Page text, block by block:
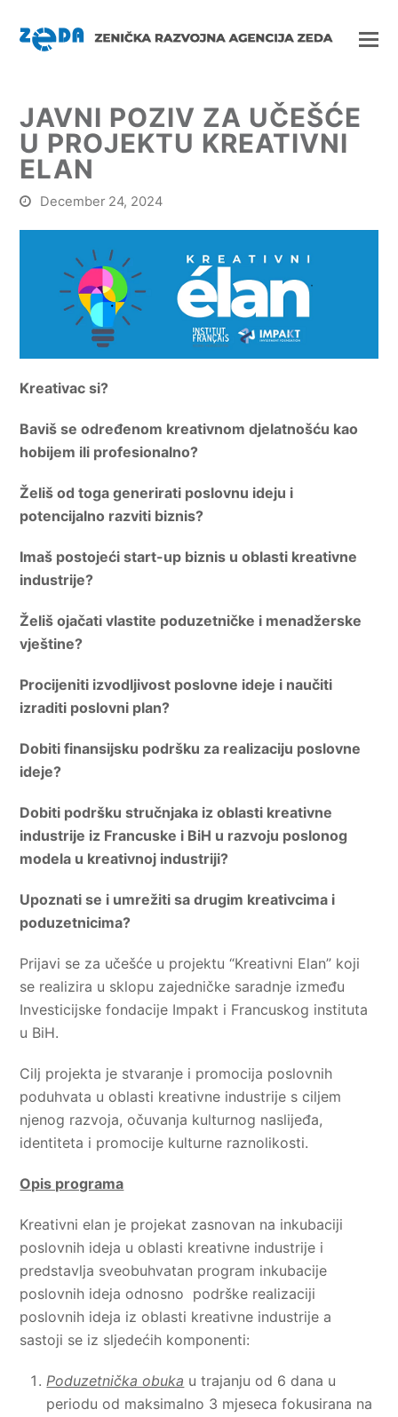
JAVNI POZIV ZA UČEŠĆE
U PROJEKTU KREATIVNI
ELAN
December 24, 2024
Kreativac si?
Baviš se određenom kreativnom djelatnošću kao
hobijem ili profesionalno?
Želiš od toga generirati poslovnu ideju i
potencijalno razviti biznis?
Imaš postojeći start-up biznis u oblasti kreativne
industrije?
Želiš ojačati vlastite poduzetničke i menadžerske
vještine?
Procijeniti izvodljivost poslovne ideje i naučiti
izraditi poslovni plan?
Dobiti finansijsku podršku za realizaciju poslovne
ideje?
Dobiti podršku stručnjaka iz oblasti kreativne
industrije iz Francuske i BiH u razvoju poslonog
modela u kreativnoj industriji?
Upoznati se i umrežiti sa drugim kreativcima i
poduzetnicima?
Prijavi se za učešće u projektu “Kreativni Elan” koji
se realizira u sklopu zajedničke saradnje između
Investicijske fondacije Impakt i Francuskog instituta
u BiH.
Cilj projekta je stvaranje i promocija poslovnih
poduhvata u oblasti kreativne industrije s ciljem
njenog razvoja, očuvanja kulturnog naslijeđa,
identiteta i promocije kulturne raznolikosti.
Opis programa
Kreativni elan je projekat zasnovan na inkubaciji
poslovnih ideja u oblasti kreativne industrije i
predstavlja sveobuhvatan program inkubacije
poslovnih ideja odnosno podrške realizaciji
poslovnih ideja iz oblasti kreativne industrije a
sastoji se iz sljedećih komponenti:
Poduzetnička obuka u trajanju od 6 dana u
periodu od maksimalno 3 mjeseca fokusirana na